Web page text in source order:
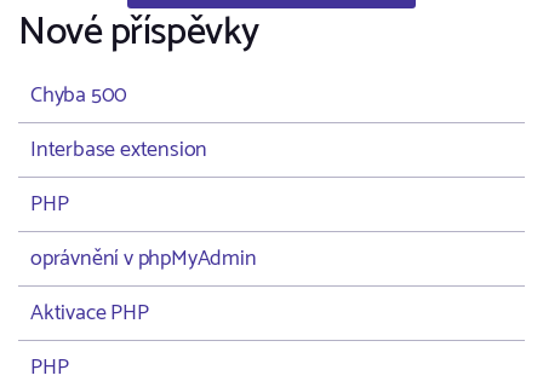
Nové příspěvky
Chyba 500
Interbase extension
PHP
oprávnění v phpMyAdmin
Aktivace PHP
PHP